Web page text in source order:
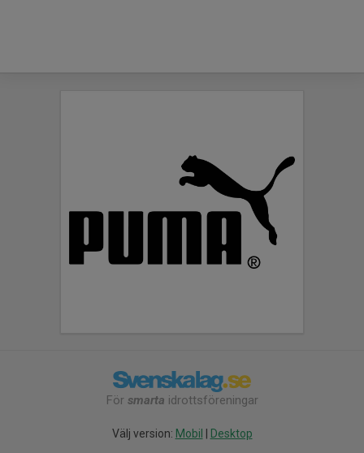
För smarta idrottsföreningar
Välj version: Mobil Desktop